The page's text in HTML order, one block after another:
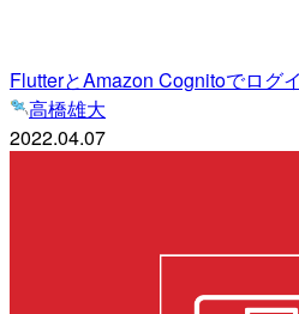
FlutterとAmazon Cognitoでログ
高橋雄大
2022.04.07